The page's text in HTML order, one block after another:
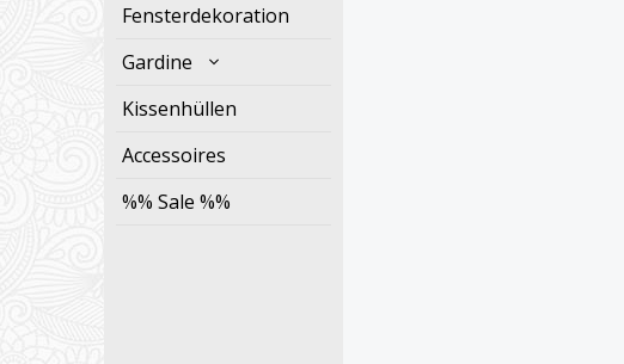
Fensterdekoration
Gardine
Kissenhüllen
Accessoires
%% Sale %%